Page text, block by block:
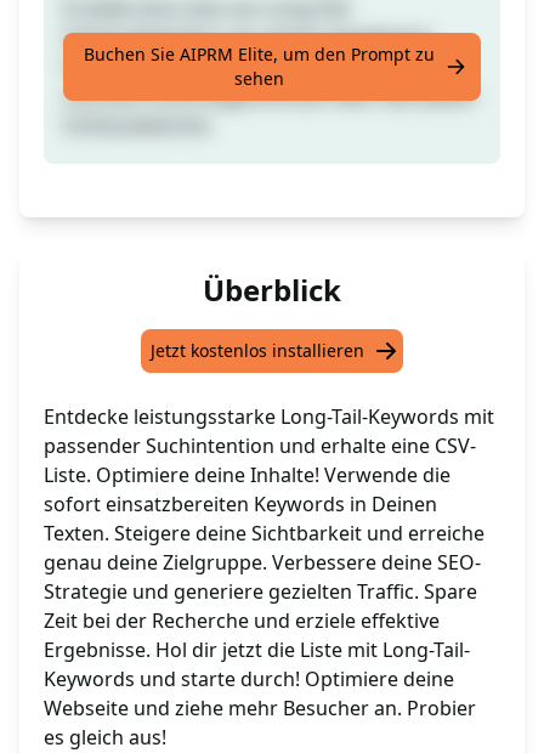
Schlüsselwörtern aus einem gegebenen
Schlüsselwort mit ihrer passenden Absicht
und auch kommagetrennten Wert derselben
Buchen Sie AIPRM Elite, um den Prompt zu
sehen
Überblick
Jetzt kostenlos installieren
Entdecke leistungsstarke Long-Tail-Keywords mit
passender Suchintention und erhalte eine CSV-
Liste. Optimiere deine Inhalte! Verwende die
sofort einsatzbereiten Keywords in Deinen
Texten. Steigere deine Sichtbarkeit und erreiche
genau deine Zielgruppe. Verbessere deine SEO-
Strategie und generiere gezielten Traffic. Spare
Zeit bei der Recherche und erziele effektive
Ergebnisse. Hol dir jetzt die Liste mit Long-Tail-
Keywords und starte durch! Optimiere deine
Webseite und ziehe mehr Besucher an. Probier
es gleich aus!